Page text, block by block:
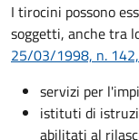
I tirocini possono
soggetti, anche tra
25/03/1998, n.
servizi per
istituti di
abilitati al